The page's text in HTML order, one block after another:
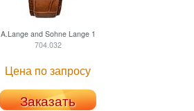
A.Lange and SohneLange 1
704.032
Цена по запросу
Заказать